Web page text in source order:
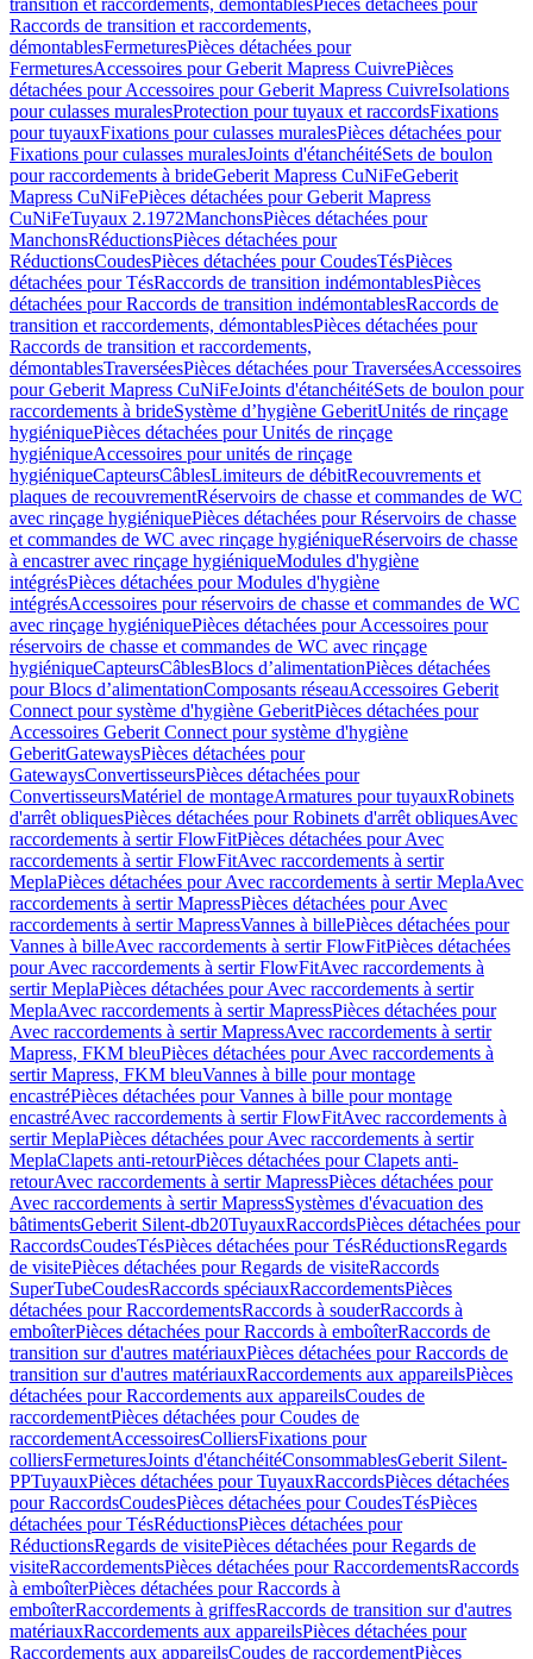
transition et raccordements, démontablesPièces détachées pour
Raccords de transition et raccordements,
démontablesFermeturesPièces détachées pour
FermeturesAccessoires pour Geberit Mapress CuivrePièces
détachées pour Accessoires pour Geberit Mapress CuivreIsolations
pour culasses muralesProtection pour tuyaux et raccordsFixations
pour tuyauxFixations pour culasses muralesPièces détachées pour
Fixations pour culasses muralesJoints d'étanchéitéSets de boulon
pour raccordements à brideGeberit Mapress CuNiFeGeberit
Mapress CuNiFePièces détachées pour Geberit Mapress
CuNiFeTuyaux 2.1972ManchonsPièces détachées pour
ManchonsRéductionsPièces détachées pour
RéductionsCoudesPièces détachées pour CoudesTésPièces
détachées pour TésRaccords de transition indémontablesPièces
détachées pour Raccords de transition indémontablesRaccords de
transition et raccordements, démontablesPièces détachées pour
Raccords de transition et raccordements,
démontablesTraverséesPièces détachées pour TraverséesAccessoires
pour Geberit Mapress CuNiFeJoints d'étanchéitéSets de boulon pour
raccordements à brideSystème d’hygiène GeberitUnités de rinçage
hygiéniquePièces détachées pour Unités de rinçage
hygiéniqueAccessoires pour unités de rinçage
hygiéniqueCapteursCâblesLimiteurs de débitRecouvrements et
plaques de recouvrementRéservoirs de chasse et commandes de WC
avec rinçage hygiéniquePièces détachées pour Réservoirs de chasse
et commandes de WC avec rinçage hygiéniqueRéservoirs de chasse
à encastrer avec rinçage hygiéniqueModules d'hygiène
intégrésPièces détachées pour Modules d'hygiène
intégrésAccessoires pour réservoirs de chasse et commandes de WC
avec rinçage hygiéniquePièces détachées pour Accessoires pour
réservoirs de chasse et commandes de WC avec rinçage
hygiéniqueCapteursCâblesBlocs d’alimentationPièces détachées
pour Blocs d’alimentationComposants réseauAccessoires Geberit
Connect pour système d'hygiène GeberitPièces détachées pour
Accessoires Geberit Connect pour système d'hygiène
GeberitGatewaysPièces détachées pour
GatewaysConvertisseursPièces détachées pour
ConvertisseursMatériel de montageArmatures pour tuyauxRobinets
d'arrêt obliquesPièces détachées pour Robinets d'arrêt obliquesAvec
raccordements à sertir FlowFitPièces détachées pour Avec
raccordements à sertir FlowFitAvec raccordements à sertir
MeplaPièces détachées pour Avec raccordements à sertir MeplaAvec
raccordements à sertir MapressPièces détachées pour Avec
raccordements à sertir MapressVannes à billePièces détachées pour
Vannes à billeAvec raccordements à sertir FlowFitPièces détachées
pour Avec raccordements à sertir FlowFitAvec raccordements à
sertir MeplaPièces détachées pour Avec raccordements à sertir
MeplaAvec raccordements à sertir MapressPièces détachées pour
Avec raccordements à sertir MapressAvec raccordements à sertir
Mapress, FKM bleuPièces détachées pour Avec raccordements à
sertir Mapress, FKM bleuVannes à bille pour montage
encastréPièces détachées pour Vannes à bille pour montage
encastréAvec raccordements à sertir FlowFitAvec raccordements à
sertir MeplaPièces détachées pour Avec raccordements à sertir
MeplaClapets anti-retourPièces détachées pour Clapets anti-
retourAvec raccordements à sertir MapressPièces détachées pour
Avec raccordements à sertir MapressSystèmes d'évacuation des
bâtimentsGeberit Silent-db20TuyauxRaccordsPièces détachées pour
RaccordsCoudesTésPièces détachées pour TésRéductionsRegards
de visitePièces détachées pour Regards de visiteRaccords
SuperTubeCoudesRaccords spéciauxRaccordementsPièces
détachées pour RaccordementsRaccords à souderRaccords à
emboîterPièces détachées pour Raccords à emboîterRaccords de
transition sur d'autres matériauxPièces détachées pour Raccords de
transition sur d'autres matériauxRaccordements aux appareilsPièces
détachées pour Raccordements aux appareilsCoudes de
raccordementPièces détachées pour Coudes de
raccordementAccessoiresColliersFixations pour
colliersFermeturesJoints d'étanchéitéConsommablesGeberit Silent-
PPTuyauxPièces détachées pour TuyauxRaccordsPièces détachées
pour RaccordsCoudesPièces détachées pour CoudesTésPièces
détachées pour TésRéductionsPièces détachées pour
RéductionsRegards de visitePièces détachées pour Regards de
visiteRaccordementsPièces détachées pour RaccordementsRaccords
à emboîterPièces détachées pour Raccords à
emboîterRaccordements à griffesRaccords de transition sur d'autres
matériauxRaccordements aux appareilsPièces détachées pour
Raccordements aux appareilsCoudes de raccordementPièces